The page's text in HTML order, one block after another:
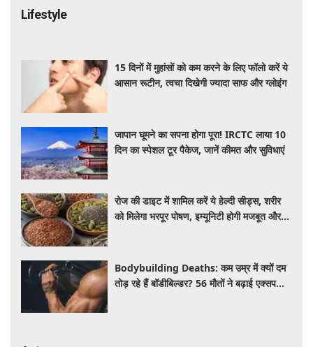
Lifestyle
15 दिनों में मुहांसों को कम करने के लिए फॉलो करें ये
आसान रूटीन, त्वचा दिखेगी ज्यादा साफ और ग्लोइंग
जापान घूमने का सपना होगा पूरा! IRCTC लाया 10
दिन का स्पेशल टूर पैकेज, जानें कीमत और सुविधाएं
रोज की डाइट में शामिल करें ये हेल्दी सीड्स, शरीर
को मिलेगा भरपूर पोषण, इम्यूनिटी होगी मजबूत और
Bodybuilding Deaths: कम उम्र में क्यों दम
तोड़ रहे हैं बॉडीबिल्डर? 56 मौतों ने बढ़ाई एक्सपर्ट्स